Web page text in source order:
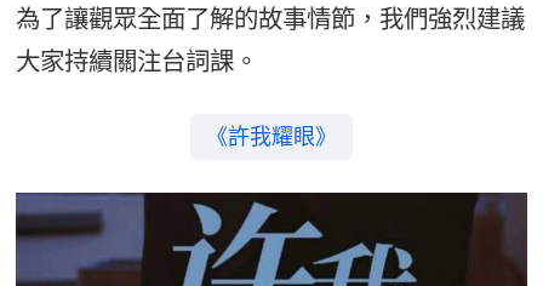
為了讓觀眾全面了解的故事情節，我們強烈建議
大家持續關注台詞課。
《許我耀眼》